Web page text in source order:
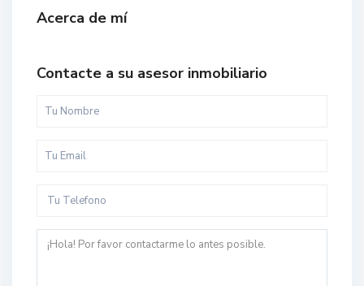
Acerca de mí
Contacte a su asesor inmobiliario